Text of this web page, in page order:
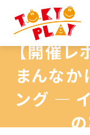
【開催レ
まんなか
ング ―